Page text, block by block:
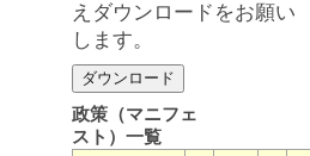
えダウンロードをお願い
します。
政策（マニフェ
スト）一覧